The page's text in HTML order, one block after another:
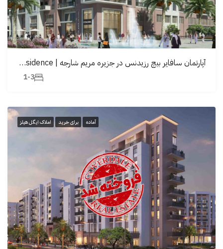
آپارتمان سافایر بیچ رزیدنس در جزیره مریم شارجه | Sapphire Beach Residence
1-3
آماده برای خرید املاک ایگل هیلز